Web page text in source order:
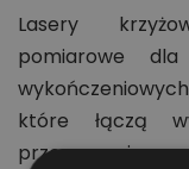
Lasery
pomiarowe
które łączą
przenoszeniem